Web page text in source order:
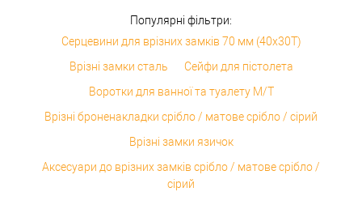
Популярні фільтри:
Серцевини для врізних замків 70 мм (40x30T)
Врізні замки сталь
Сейфи для пістолета
Воротки для ванної та туалету M/T
Врізні броненакладки срібло / матове срібло / сірий
Врізні замки язичок
Аксесуари до врізних замків срібло / матове срібло /
сірий